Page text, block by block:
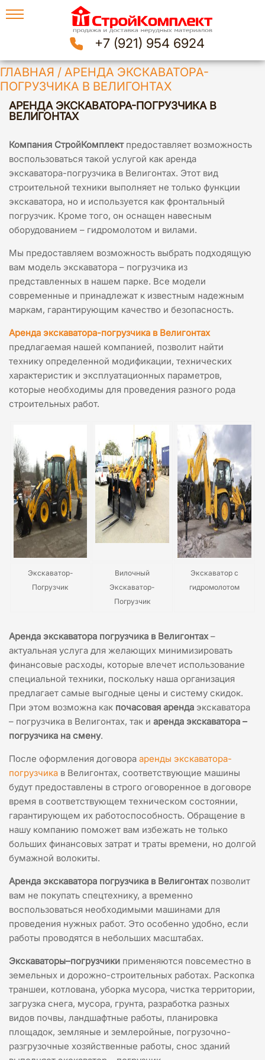
+7 (921) 954 6924
ГЛАВНАЯ / АРЕНДА ЭКСКАВАТОРА-
ПОГРУЗЧИКА В ВЕЛИГОНТАХ
АРЕНДА ЭКСКАВАТОРА-ПОГРУЗЧИКА В
ВЕЛИГОНТАХ
Компания СтройКомплектпредоставляет возможность
воспользоваться такой услугой как аренда
экскаватора-погрузчика в Велигонтах. Этот вид
строительной техники выполняет не только функции
экскаватора, но и используется как фронтальный
погрузчик. Кроме того, он оснащен навесным
оборудованием – гидромолотом и вилами.
Мы предоставляем возможность выбрать подходящую
вам модель экскаватора – погрузчика из
представленных в нашем парке. Все модели
современные и принадлежат к известным надежным
маркам, гарантирующим качество и безопасность.
Аренда экскаватора-погрузчика в Велигонтах
предлагаемая нашей компанией, позволит найти
технику определенной модификации, технических
характеристик и эксплуатационных параметров,
которые необходимы для проведения разного рода
строительных работ.
Экскаватор-
Погрузчик
Вилочный
Экскаватор-
Погрузчик
Экскаватор с
гидромолотом
Аренда экскаватора погрузчика в Велигонтах–
актуальная услуга для желающих минимизировать
финансовые расходы, которые влечет использование
специальной техники, поскольку наша организация
предлагает самые выгодные цены и систему скидок.
При этом возможна как почасовая аренда экскаватора
– погрузчика в Велигонтах, так и аренда экскаватора –
погрузчика на смену.
После оформления договора аренды экскаватора-
погрузчика в Велигонтах, соответствующие машины
будут предоставлены в строго оговоренное в договоре
время в соответствующем техническом состоянии,
гарантирующем их работоспособность. Обращение в
нашу компанию поможет вам избежать не только
больших финансовых затрат и траты времени, но долгой
бумажной волокиты.
Аренда экскаватора погрузчика в Велигонтахпозволит
вам не покупать спецтехнику, а временно
воспользоваться необходимыми машинами для
проведения нужных работ. Это особенно удобно, если
работы проводятся в небольших масштабах.
Экскаваторы–погрузчики применяются повсеместно в
земельных и дорожно-строительных работах. Раскопка
траншеи, котлована, уборка мусора, чистка территории,
загрузка снега, мусора, грунта, разработка разных
видов почвы, ландшафтные работы, планировка
площадок, земляные и землеройные, погрузочно-
разгрузочные хозяйственные работы, снос зданий